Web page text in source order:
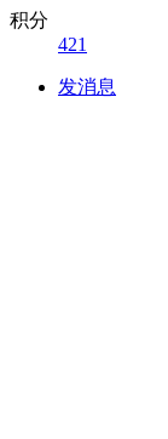
积分
421
发消息